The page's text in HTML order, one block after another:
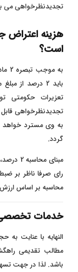
تجدیدنظرخواهی می
است؟
باید 2 درصد
تعزیرات حکومتی
تجدیدنظرخواهی
به وی مسترد
گردد.
مبنای
رای صرفا ناظر بر
محاسبه بر اساس
خدمات
النهایه با عنایت
مطالب تقدیمی
باشد. لذا در جهت